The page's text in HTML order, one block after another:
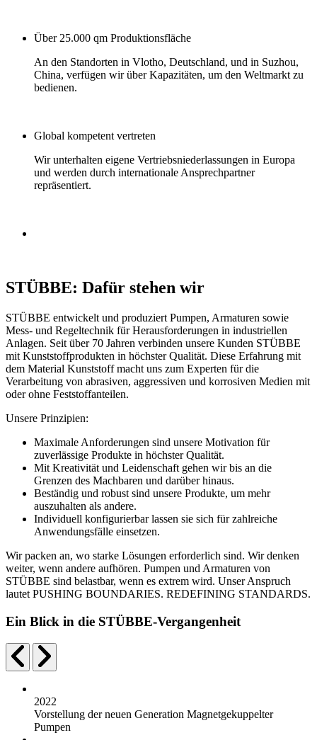
Über 25.000 qm Produktionsfläche
An den Standorten in Vlotho, Deutschland, und in Suzhou,
China, verfügen wir über Kapazitäten, um den Weltmarkt zu
bedienen.
Global kompetent vertreten
Wir unterhalten eigene Vertriebsniederlassungen in Europa
und werden durch internationale Ansprechpartner
repräsentiert.
STÜBBE: Dafür stehen wir
STÜBBE entwickelt und produziert Pumpen, Armaturen sowie
Mess- und Regeltechnik für Herausforderungen in industriellen
Anlagen. Seit über 70 Jahren verbinden unsere Kunden STÜBBE
mit Kunststoffprodukten in höchster Qualität. Diese Erfahrung mit
dem Material Kunststoff macht uns zum Experten für die
Verarbeitung von abrasiven, aggressiven und korrosiven Medien mit
oder ohne Feststoffanteilen.
Unsere Prinzipien:
Maximale Anforderungen sind unsere Motivation für
zuverlässige Produkte in höchster Qualität.
Mit Kreativität und Leidenschaft gehen wir bis an die
Grenzen des Machbaren und darüber hinaus.
Beständig und robust sind unsere Produkte, um mehr
auszuhalten als andere.
Individuell konfigurierbar lassen sie sich für zahlreiche
Anwendungsfälle einsetzen.
Wir packen an, wo starke Lösungen erforderlich sind. Wir denken
weiter, wenn andere aufhören. Pumpen und Armaturen von
STÜBBE sind belastbar, wenn es extrem wird. Unser Anspruch
lautet PUSHING BOUNDARIES. REDEFINING STANDARDS.
Ein Blick in die STÜBBE-Vergangenheit
2022
Vorstellung der neuen Generation Magnetgekuppelter
Pumpen